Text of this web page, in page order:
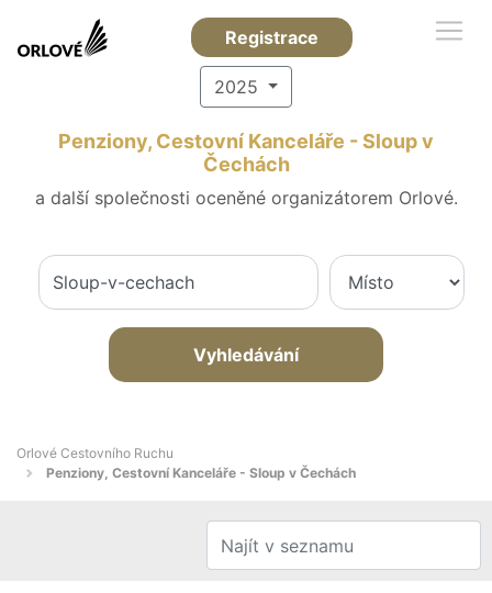
Registrace
2025
Penziony, Cestovní Kanceláře - Sloup v
Čechách
a další společnosti oceněné organizátorem Orlové.
Vyhledávání
Orlové Cestovního Ruchu
Penziony, Cestovní Kanceláře - Sloup v Čechách